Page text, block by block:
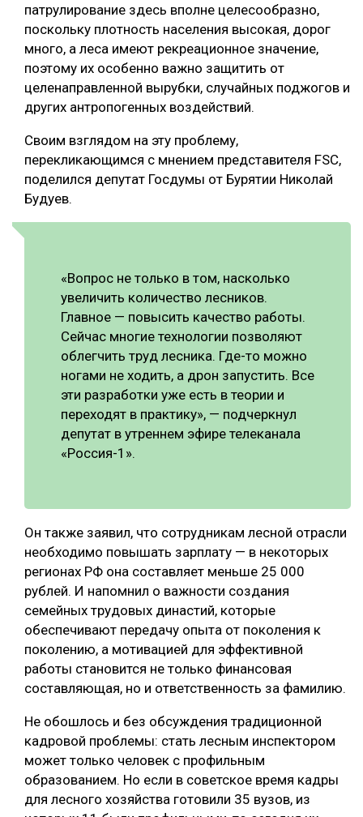
патрулирование здесь вполне целесообразно,
поскольку плотность населения высокая, дорог
много, а леса имеют рекреационное значение,
поэтому их особенно важно защитить от
целенаправленной вырубки, случайных поджогов и
других антропогенных воздействий.
Своим взглядом на эту проблему,
перекликающимся с мнением представителя FSC,
поделился депутат Госдумы от Бурятии Николай
Будуев.
«Вопрос не только в том, насколько
увеличить количество лесников.
Главное — повысить качество работы.
Сейчас многие технологии позволяют
облегчить труд лесника. Где-то можно
ногами не ходить, а дрон запустить. Все
эти разработки уже есть в теории и
переходят в практику», — подчеркнул
депутат в утреннем эфире телеканала
«Россия-1».
Он также заявил, что сотрудникам лесной отрасли
необходимо повышать зарплату — в некоторых
регионах РФ она составляет меньше 25 000
рублей. И напомнил о важности создания
семейных трудовых династий, которые
обеспечивают передачу опыта от поколения к
поколению, а мотивацией для эффективной
работы становится не только финансовая
составляющая, но и ответственность за фамилию.
Не обошлось и без обсуждения традиционной
кадровой проблемы: стать лесным инспектором
может только человек с профильным
образованием. Но если в советское время кадры
для лесного хозяйства готовили 35 вузов, из